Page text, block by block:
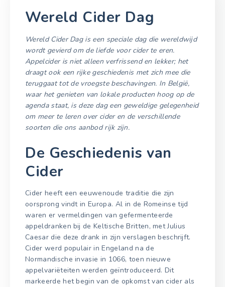
Wereld Cider Dag
Wereld Cider Dag is een speciale dag die wereldwijd
wordt gevierd om de liefde voor cider te eren.
Appelcider is niet alleen verfrissend en lekker; het
draagt ook een rijke geschiedenis met zich mee die
teruggaat tot de vroegste beschavingen. In België,
waar het genieten van lokale producten hoog op de
agenda staat, is deze dag een geweldige gelegenheid
om meer te leren over cider en de verschillende
soorten die ons aanbod rijk zijn.
De Geschiedenis van
Cider
Cider heeft een eeuwenoude traditie die zijn
oorsprong vindt in Europa. Al in de Romeinse tijd
waren er vermeldingen van gefermenteerde
appeldranken bij de Keltische Britten, met Julius
Caesar die deze drank in zijn verslagen beschrijft.
Cider werd populair in Engeland na de
Normandische invasie in 1066, toen nieuwe
appelvariëteiten werden geïntroduceerd. Dit
markeerde het begin van de opkomst van cider als